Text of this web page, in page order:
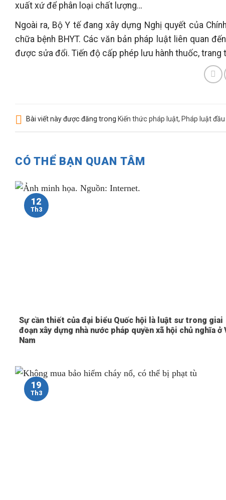
xuất xứ để phân loại chất lượng…
Ngoài ra, Bộ Y tế đang xây dựng Nghị quyết của
chữa bệnh BHYT. Các văn bản pháp luật liên quan
được sửa đổi. Tiến độ cấp phép lưu hành thuốc, trang
Bài viết này được đăng trong Kiến thức pháp luật, Pháp luật
CÓ THỂ BẠN QUAN TÂM
Sự cần thiết của đại biểu Quốc hội là luật sư trong giai
đoạn xây dựng nhà nước pháp quyền xã hội chủ nghĩa ở
Nam
12
Th3
19
Th3